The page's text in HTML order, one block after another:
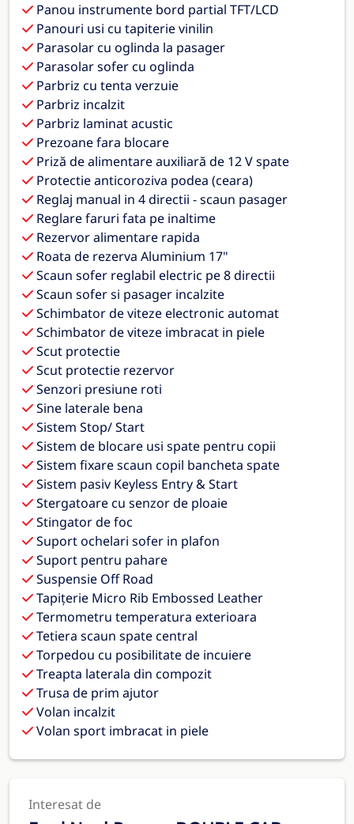
Panou instrumente bord partial TFT/LCD
Panouri usi cu tapiterie vinilin
Parasolar cu oglinda la pasager
Parasolar sofer cu oglinda
Parbriz cu tenta verzuie
Parbriz incalzit
Parbriz laminat acustic
Prezoane fara blocare
Priză de alimentare auxiliară de 12 V spate
Protectie anticoroziva podea (ceara)
Reglaj manual in 4 directii - scaun pasager
Reglare faruri fata pe inaltime
Rezervor alimentare rapida
Roata de rezerva Aluminium 17"
Scaun sofer reglabil electric pe 8 directii
Scaun sofer si pasager incalzite
Schimbator de viteze electronic automat
Schimbator de viteze imbracat in piele
Scut protectie
Scut protectie rezervor
Senzori presiune roti
Sine laterale bena
Sistem Stop/ Start
Sistem de blocare usi spate pentru copii
Sistem fixare scaun copil bancheta spate
Sistem pasiv Keyless Entry & Start
Stergatoare cu senzor de ploaie
Stingator de foc
Suport ochelari sofer in plafon
Suport pentru pahare
Suspensie Off Road
Tapițerie Micro Rib Embossed Leather
Termometru temperatura exterioara
Tetiera scaun spate central
Torpedou cu posibilitate de incuiere
Treapta laterala din compozit
Trusa de prim ajutor
Volan incalzit
Volan sport imbracat in piele
Interesat de